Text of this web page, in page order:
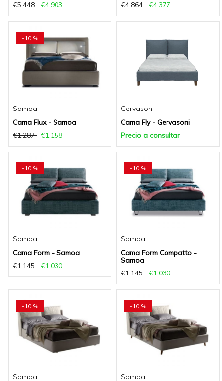
€5.448
€4.903
€4.864
€4.377
-10 %
Samoa
Cama Flux - Samoa
€1.287
€1.158
Gervasoni
Cama Fly - Gervasoni
Precio a consultar
-10 %
Samoa
Cama Form - Samoa
€1.145
€1.030
-10 %
Samoa
Cama Form Compatto -
Samoa
€1.145
€1.030
-10 %
Samoa
-10 %
Samoa